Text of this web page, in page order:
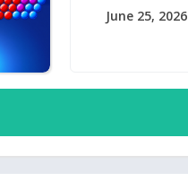
June 25, 2026